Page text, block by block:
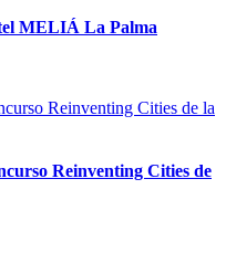
MELIÁ La Palma
Reinventing Cities de